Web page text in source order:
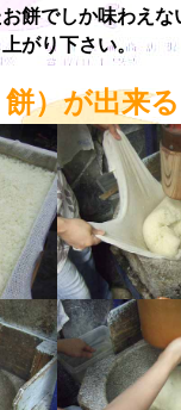
餅でしか味わえ
がり下さい。
）が出来